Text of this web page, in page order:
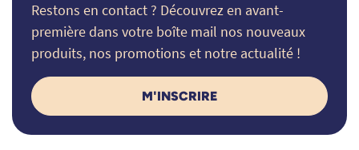
Restons en contact ? Découvrez en avant-
première dans votre boîte mail nos nouveaux
produits, nos promotions et notre actualité !
M'INSCRIRE